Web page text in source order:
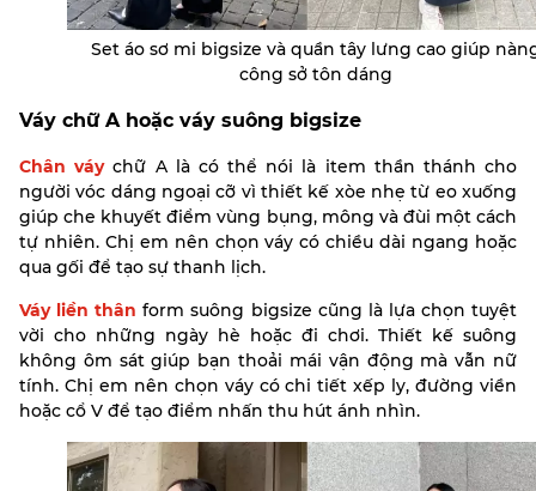
Set áo sơ mi bigsize và quần tây lưng cao giúp
công sở tôn dáng
Váy chữ A hoặc váy suông bigsize
Chân váychữ A là có thể nói là item thần thánh cho
người vóc dáng ngoại cỡ vì thiết kế xòe nhẹ từ eo xuống
giúp che khuyết điểm vùng bụng, mông và đùi một cách
tự nhiên. Chị em nên chọn váy có chiều dài ngang hoặc
qua gối để tạo sự thanh lịch.
Váy liền thân form suông bigsize cũng là lựa chọn tuyệt
vời cho những ngày hè hoặc đi chơi. Thiết kế suông
không ôm sát giúp bạn thoải mái vận động mà vẫn nữ
tính. Chị em nên chọn váy có chi tiết xếp ly, đường viền
hoặc cổ V để tạo điểm nhấn thu hút ánh nhìn.